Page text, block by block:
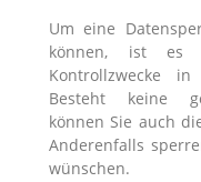
Um eine
können, ist es
Kontrollzwecke
Besteht keine
können Sie auch
Anderenfalls
wünschen.